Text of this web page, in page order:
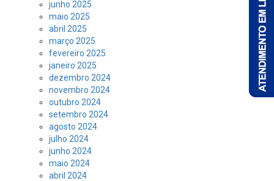
junho 2025
maio 2025
abril 2025
março 2025
fevereiro 2025
janeiro 2025
dezembro 2024
novembro 2024
outubro 2024
setembro 2024
agosto 2024
julho 2024
junho 2024
maio 2024
abril 2024